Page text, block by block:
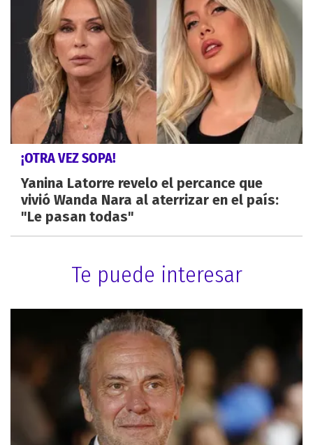
¡OTRA VEZ SOPA!
Yanina Latorre revelo el percance que
vivió Wanda Nara al aterrizar en el país:
"Le pasan todas"
Te puede interesar